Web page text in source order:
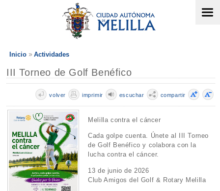
Inicio Actividades
III Torneo de Golf Benéfico
compartir
escuchar
imprimir
volver
Melilla contra el cáncer
Cada golpe cuenta. Únete al III Torneo
de Golf Benéfico y colabora con la
lucha contra el cáncer.
13 de junio de 2026
Club Amigos del Golf & Rotary Melilla